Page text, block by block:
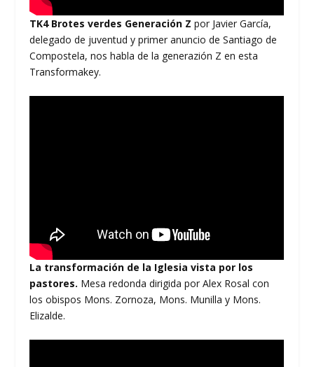
TK4 Brotes verdes Generación Z por Javier García,
delegado de juventud y primer anuncio de Santiago de
Compostela, nos habla de la generazión Z en esta
Transformakey.
La transformación de la Iglesia vista por los
pastores. Mesa redonda dirigida por Alex Rosal con
los obispos Mons. Zornoza, Mons. Munilla y Mons.
Elizalde.